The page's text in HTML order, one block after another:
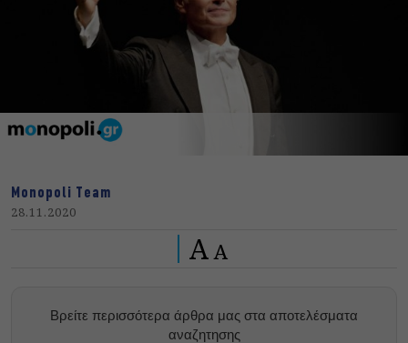
Monopoli Team
28.11.2020
A A
Βρείτε περισσότερα άρθρα μας στα αποτελέσματα
αναζητησης